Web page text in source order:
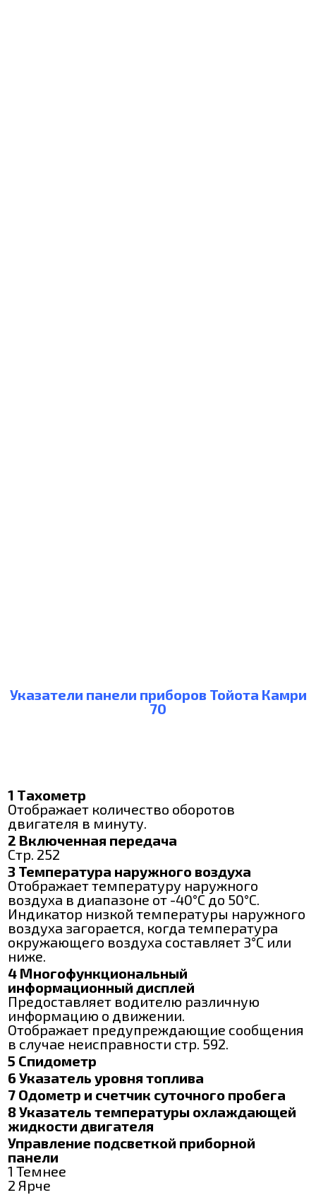
Указатели панели приборов Тойота Камри
70
1 Тахометр
Отображает количество оборотов
двигателя в минуту.
2 Включенная передача
Стр. 252
3 Температура наружного воздуха
Отображает температуру наружного
воздуха в диапазоне от -40°C до 50°C.
Индикатор низкой температуры наружного
воздуха загорается, когда температура
окружающего воздуха составляет 3°C или
ниже.
4 Многофункциональный
информационный дисплей
Предоставляет водителю различную
информацию о движении.
Отображает предупреждающие сообщения
в случае неисправности стр. 592.
5 Спидометр
6 Указатель уровня топлива
7 Одометр и счетчик суточного пробега
8 Указатель температуры охлаждающей
жидкости двигателя
Управление подсветкой приборной
панели
1 Темнее
2 Ярче